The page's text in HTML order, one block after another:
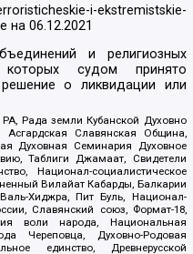
i-ekstremistskie-
на06.12.2021
и религиозных
судом принято
о ликвидации или
Рада земли Кубанской Духовно
Славянская Община,
Духовная Семинария Духовное
Таблиги Джамаат, Свидетели
Национал-социалистическое
Вилайат Кабарды, Балкарии
Хиджра, Пит Буль, Национал-
Славянский союз, Формат-18,
воли народа, Национальная
Череповца, Духовно-Родовая
единство, Древнерусской